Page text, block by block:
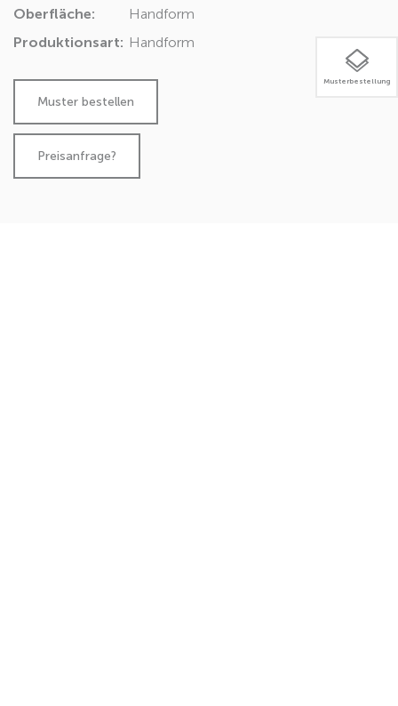
Musterbestellung
Oberfläche:
Handform
Produktionsart: Handform
Preisanfrage?